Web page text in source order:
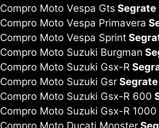
Compro Moto Vespa Gts Segrate
Compro Moto Vespa Primavera
Compro Moto Vespa Sprint
Compro Moto Suzuki Burgman
Compro Moto Suzuki Gsx-R
Compro Moto Suzuki Gsr Segrate
Compro Moto Suzuki Gsx-R 600
Compro Moto Suzuki Gsx-R 1000
Compro Moto Ducati Monster